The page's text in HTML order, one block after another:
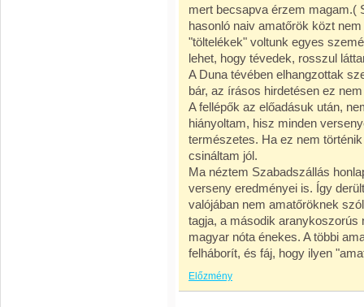
mert becsapva érzem magam.(
hasonló naiv amatőrök közt
"töltelékek" voltunk egyes
lehet, hogy tévedek, rosszul
A Duna tévében elhangzottak
bár, az írásos hirdetésen ez
A fellépők az előadásuk után,
hiányoltam, hisz minden
természetes. Ha ez nem
csináltam jól.
Ma néztem Szabadszállás
verseny eredményei is. Így
valójában nem amatőröknek
tagja, a második
magyar nóta énekes. A többi
felháborít, és fáj, hogy ilyen
Előzmény